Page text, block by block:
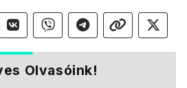
Olvasóink!